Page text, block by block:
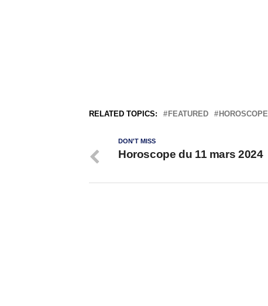
RELATED TOPICS: FEATURED HOROSCOPE
DON'T MISS
Horoscope du 11 mars 2024